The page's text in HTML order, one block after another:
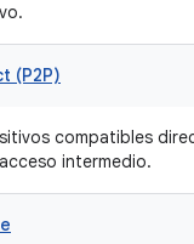
(P2P)
compatibles
intermedio.